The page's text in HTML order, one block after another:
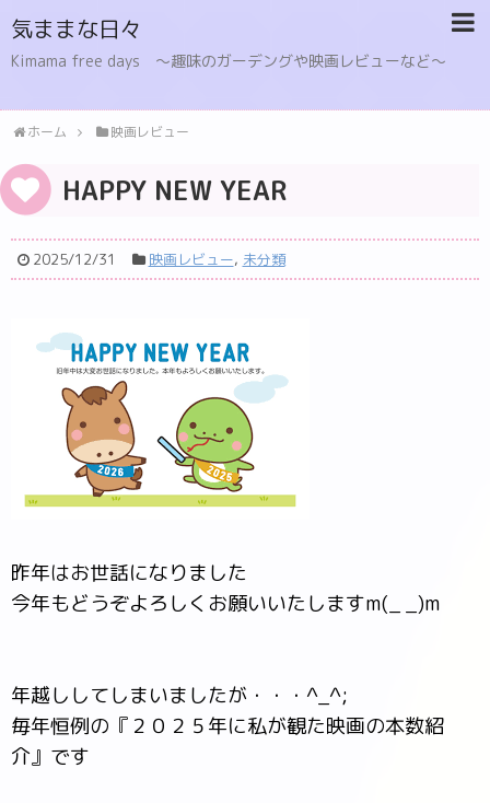
気ままな日々
Kimama free days 〜趣味のガーデングや映画レビューなど〜
ホーム 映画レビュー
HAPPY NEW YEAR
2025/12/31 映画レビュー, 未分類
昨年はお世話になりました
今年もどうぞよろしくお願いいたしますm(_ _)m
年越ししてしまいましたが・・・^_^;
毎年恒例の『２０２５年に私が観た映画の本数紹
介』です